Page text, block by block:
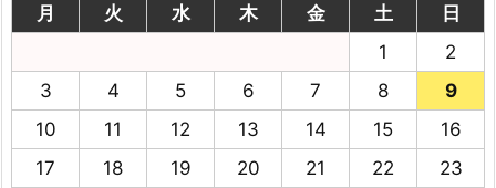
月
火 水 木 金 土
日
1
2
3
4 5 6 7 8
9
10
11 12 13 14 15
16
17
18 19 20 21 22 23